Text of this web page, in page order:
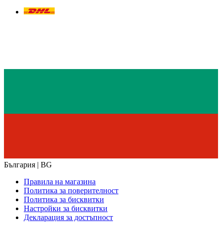
България | BG
Правила на магазина
Политика за поверителност
Политика за бисквитки
Настройки за бисквитки
Декларация за достъпност